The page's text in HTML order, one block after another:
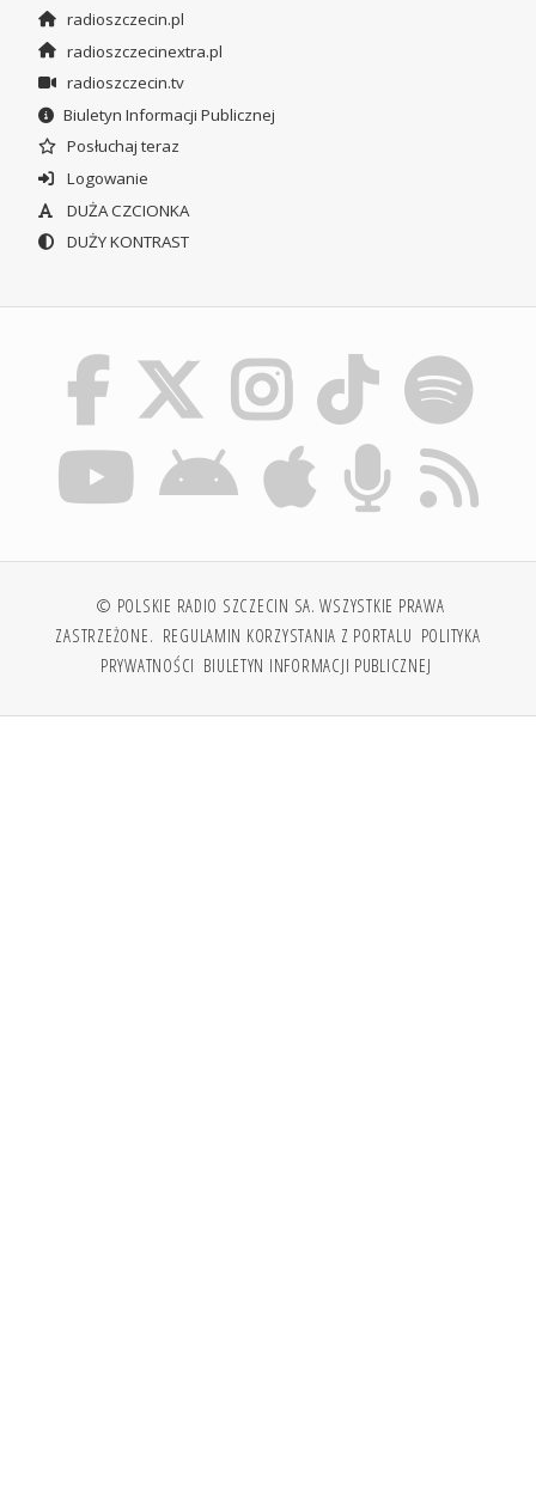
radioszczecin.pl
radioszczecinextra.pl
radioszczecin.tv
Biuletyn Informacji Publicznej
Posłuchaj teraz
Logowanie
DUŻA CZCIONKA
DUŻY KONTRAST
© POLSKIE RADIO SZCZECIN SA. WSZYSTKIE PRAWA
ZASTRZEŻONE. REGULAMIN KORZYSTANIA Z PORTALU POLITYKA
PRYWATNOŚCI BIULETYN INFORMACJI PUBLICZNEJ